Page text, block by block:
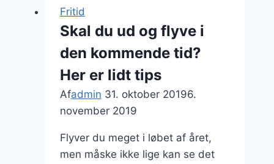
Fritid
Skal du ud og flyve i
den kommende tid?
Her er lidt tips
Afadmin 31. oktober 20196.
november 2019
Flyver du meget i løbet af året,
men måske ikke lige kan se det